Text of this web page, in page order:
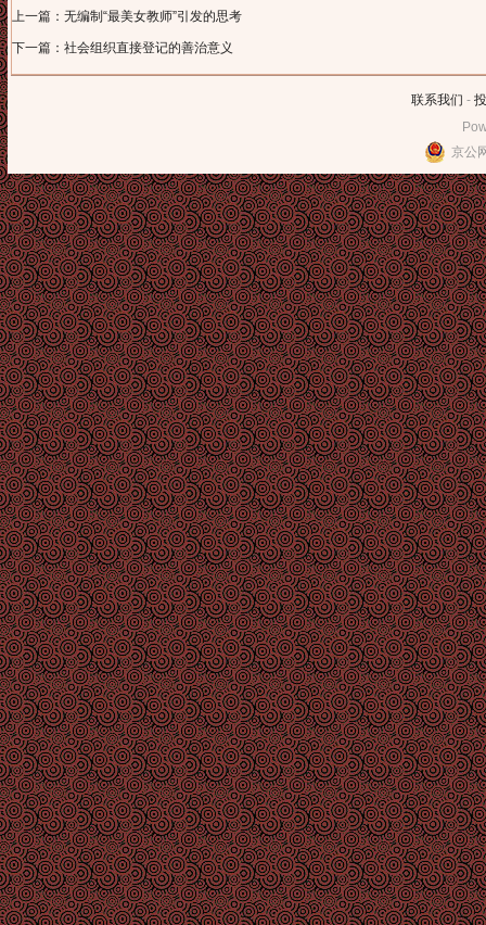
上一篇：无编制“最美女教师”引发的思考
下一篇：社会组织直接登记的善治意义
联系我们 -
京公